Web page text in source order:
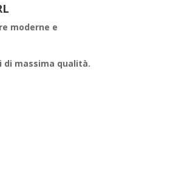
moderne e
di massima qualità.